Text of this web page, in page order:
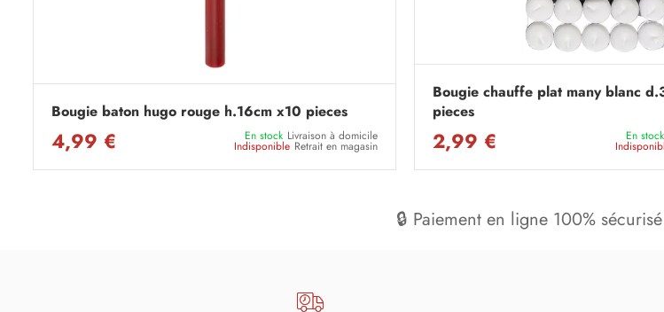
Bougie baton hugo rouge h.16cm x10 pieces
4,99 € En stock Livraison à domicile
Indisponible Retrait en magasin
Bougie chauffe plat many blanc
pieces
2,99 € En stock
🔒 Paiement en ligne 100% sécurisé